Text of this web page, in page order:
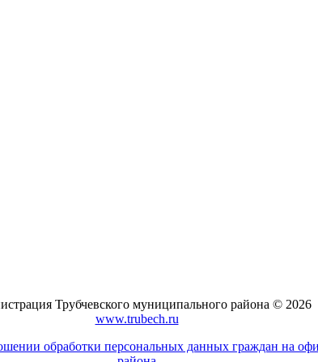
Трубчевского муниципального района © 2026
www.trubech.ru
обработки персональных данных граждан на